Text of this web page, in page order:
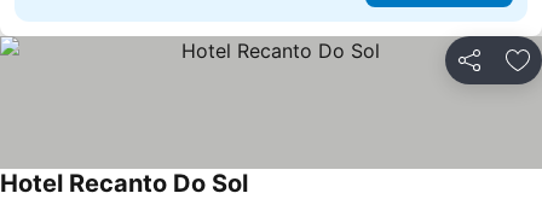
Compartir
Hotel Recanto Do Sol